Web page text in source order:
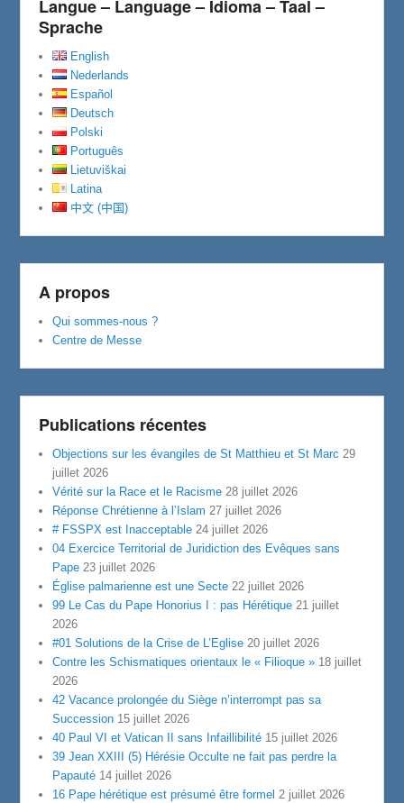
Langue – Language – Idioma – Taal –
Sprache
English
Nederlands
Español
Deutsch
Polski
Português
Lietuviškai
Latina
中文 (中国)
A propos
Qui sommes-nous ?
Centre de Messe
Publications récentes
Objections sur les évangiles de St Matthieu et St Marc 29
juillet 2026
Vérité sur la Race et le Racisme 28 juillet 2026
Réponse Chrétienne à l’Islam 27 juillet 2026
# FSSPX est Inacceptable 24 juillet 2026
04 Exercice Territorial de Juridiction des Evêques sans
Pape 23 juillet 2026
Église palmarienne est une Secte 22 juillet 2026
99 Le Cas du Pape Honorius I : pas Hérétique 21 juillet
2026
#01 Solutions de la Crise de L’Eglise 20 juillet 2026
Contre les Schismatiques orientaux le « Filioque » 18 juillet
2026
42 Vacance prolongée du Siège n’interrompt pas sa
Succession 15 juillet 2026
40 Paul VI et Vatican II sans Infaillibilité 15 juillet 2026
39 Jean XXIII (5) Hérésie Occulte ne fait pas perdre la
Papauté 14 juillet 2026
16 Pape hérétique est présumé être formel 2 juillet 2026